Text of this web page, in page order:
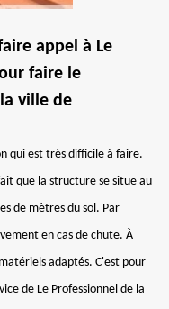
appel à Le
faire le
ville de
qui est très difficile à faire.
que la structure se situe au
de mètres du sol. Par
en cas de chute. À
adaptés. C'est pour
de Le Professionnel de la